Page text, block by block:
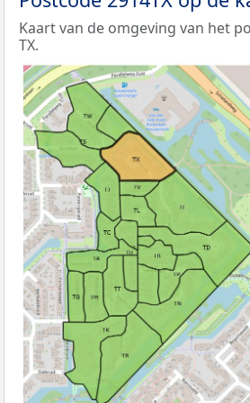
Kaart van de omgeving van het
TX.